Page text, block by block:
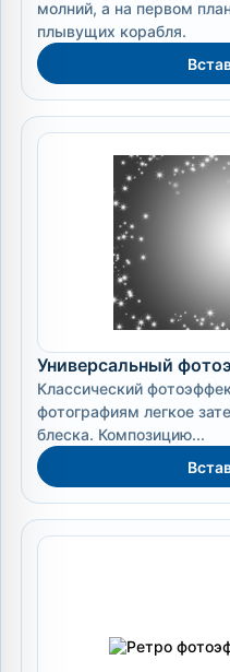
молний, а на первом
плывущих корабля.
Универсальный
Классический
фотографиям легкое
блеска. Композицию...